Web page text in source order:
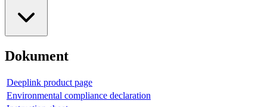
Dokument
Deeplink product page
Environmental compliance declaration